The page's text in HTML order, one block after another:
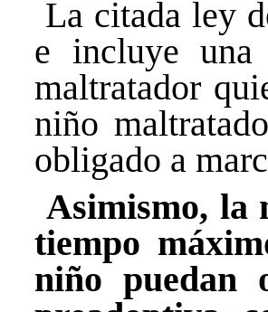
La citada ley
e incluye una
maltratador
niño
obligado a
Asimismo, la
tiempo
niño puedan